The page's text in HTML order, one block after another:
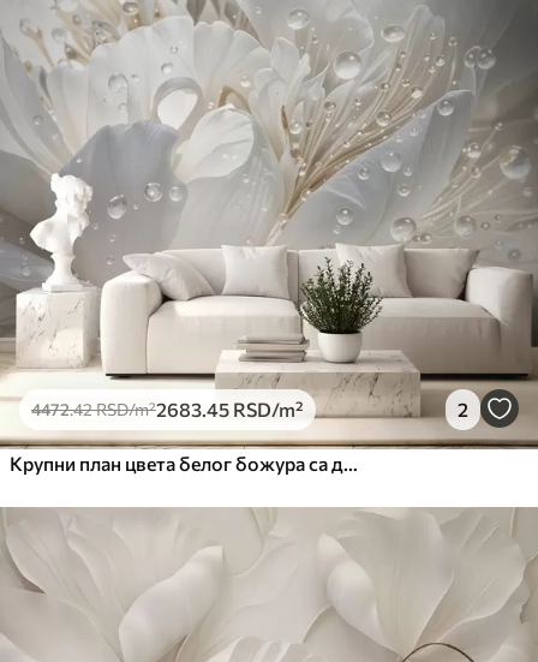
4472.42RSD/m²2683 .45 RSD/m² 2